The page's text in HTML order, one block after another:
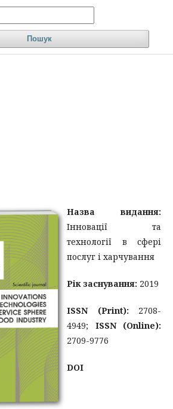
Пошук
Назва видання:
Інновації та
технології в сфері
послуг і харчування
Рік заснування: 2019
ISSN (Print): 2708-
4949; ISSN (Online):
2709-9776
DOI